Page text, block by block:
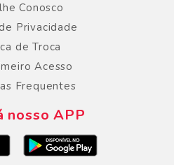
Conosco
Privacidade
de Troca
Acesso
Frequentes
nosso APP